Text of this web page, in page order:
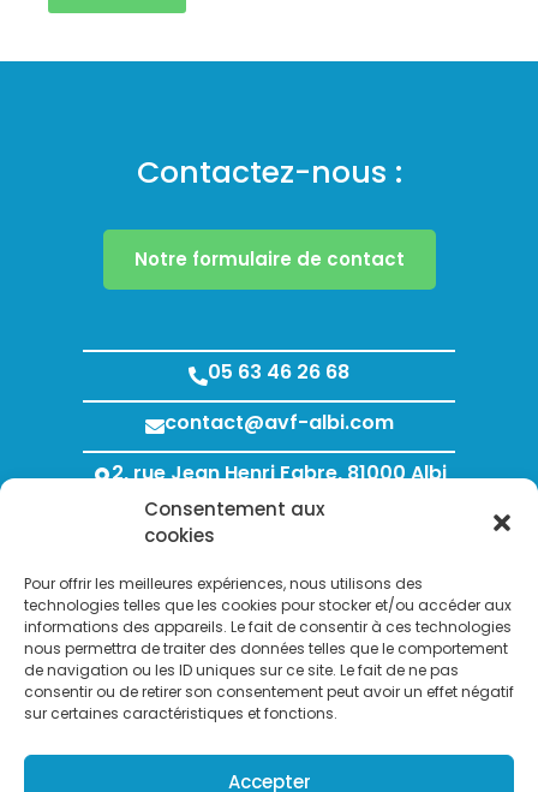
Consentement aux
cookies
Pour offrir les meilleures expériences, nous utilisons des
technologies telles que les cookies pour stocker et/ou accéder aux
informations des appareils. Le fait de consentir à ces technologies
nous permettra de traiter des données telles que le comportement
de navigation ou les ID uniques sur ce site. Le fait de ne pas
consentir ou de retirer son consentement peut avoir un effet négatif
sur certaines caractéristiques et fonctions.
Accepter
Contactez-nous :
Notre formulaire de contact
05 63 46 26 68
contact@avf-albi.com
2, rue Jean Henri Fabre, 81000 Albi
Lundi au Jeudi : 8h00 - 12h00 / 13h30 - 18h00